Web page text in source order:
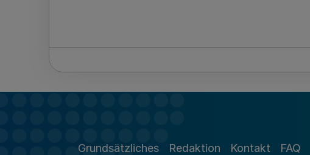
Grundsätzliches Redaktion Kontakt FAQ